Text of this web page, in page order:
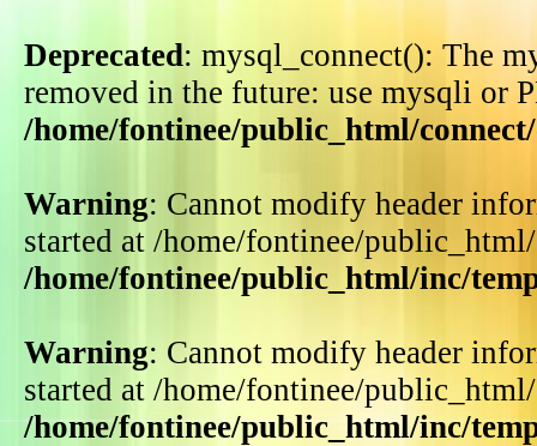
Deprecated: mysql_connect(): The
removed in the future: use mysqli or
/home/fontinee/public_html/
Warning: Cannot modify header
started at /home/fontinee/
/home/fontinee/public_html/inc/
Warning: Cannot modify header
started at /home/fontinee/
/home/fontinee/public_html/inc/